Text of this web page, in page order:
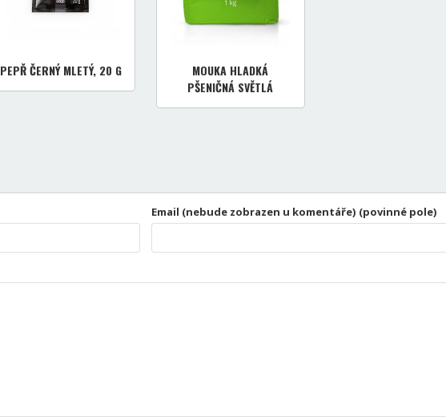
PEPŘ ČERNÝ MLETÝ, 20 G
MOUKA HLADKÁ
PŠENIČNÁ SVĚTLÁ
Email (nebude zobrazen u komentáře) (povinné pole)